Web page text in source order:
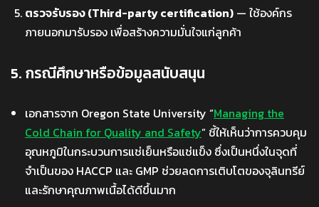
ตรวจรับรอง (Third-party certification) — ใช้องค์กร
ภายนอกมารับรอง เพื่อสร้างความมั่นใจแก่ลูกค้า
5. กรณีศึกษาหรือข้อมูลสนับสนุน
เอกสารจาก Oregon State University “Managing the
Cold Chain for Quality and Safety” ชี้ให้เห็นว่าการควบคุม
อุณหภูมิในกระบวนการแช่เย็นหรือแช่แข็ง ซึ่งเป็นหนึ่งในจุดที่
จำเป็นของ HACCP และ GMP ช่วยลดการเติบโตของจุลินทรีย์
และรักษาคุณภาพเนื้อได้ดีขึ้นมาก